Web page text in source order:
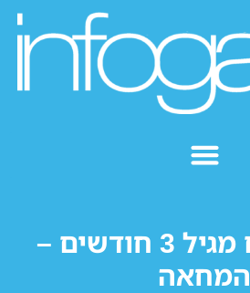
חינוך חינם מגיל 3 חודשים –
המחאה